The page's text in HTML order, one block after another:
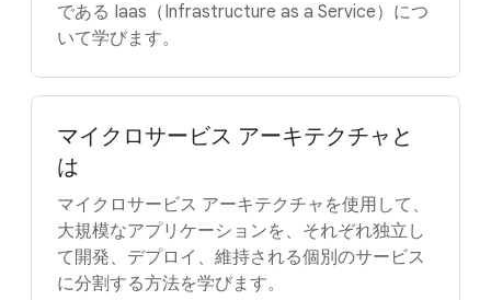
である Iaas（Infrastructure as a Service）につ
いて学びます。
マイクロサービス アーキテクチャと
は
マイクロサービス アーキテクチャを使用して、
大規模なアプリケーションを、それぞれ独立し
て開発、デプロイ、維持される個別のサービス
に分割する方法を学びます。